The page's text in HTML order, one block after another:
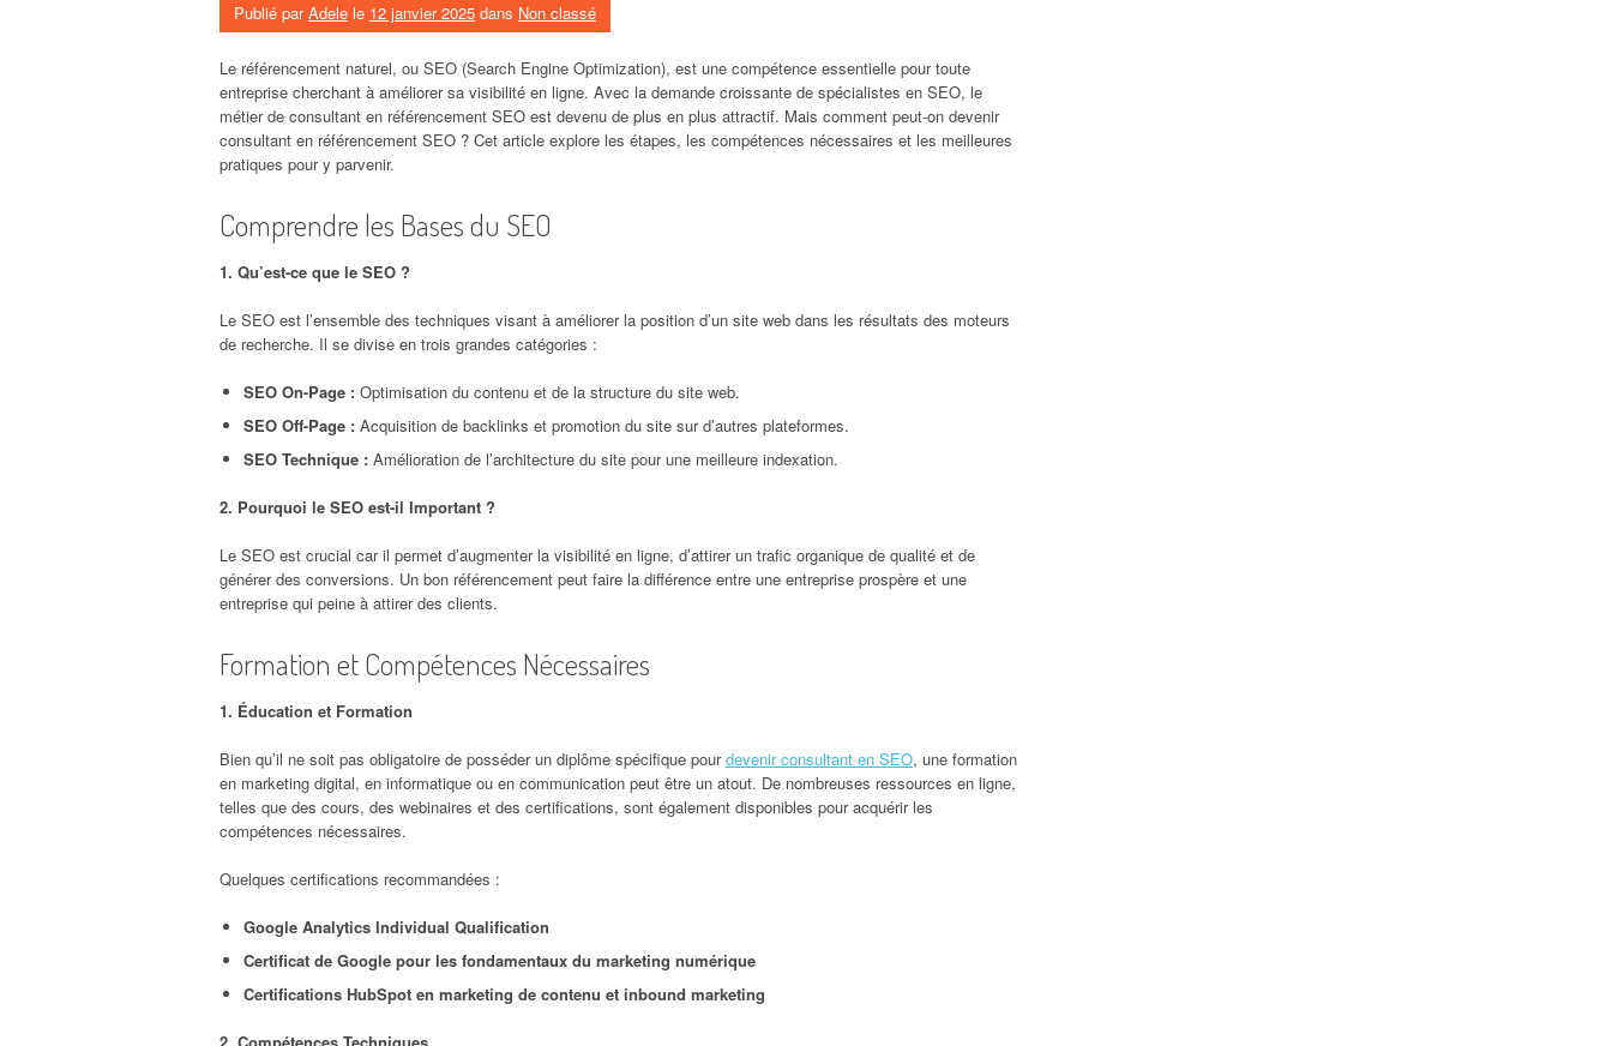
Publié parAdele le 12 janvier 2025 dans Non classé
Le référencement naturel, ou SEO (Search Engine Optimization), est une compétence essentielle pour toute
entreprise cherchant à améliorer sa visibilité en ligne. Avec la demande croissante de spécialistes en SEO, le
métier de consultant en référencement SEO est devenu de plus en plus attractif. Mais comment peut-on devenir
consultant en référencement SEO ? Cet article explore les étapes, les compétences nécessaires et les meilleures
pratiques pour y parvenir.
Comprendre les Bases du SEO
1. Qu’est-ce que le SEO ?
Le SEO est l’ensemble des techniques visant à améliorer la position d’un site web dans les résultats des moteurs
de recherche. Il se divise en trois grandes catégories :
SEO On-Page : Optimisation du contenu et de la structure du site web.
SEO Off-Page : Acquisition de backlinks et promotion du site sur d’autres plateformes.
SEO Technique : Amélioration de l’architecture du site pour une meilleure indexation.
2. Pourquoi le SEO est-il Important ?
Le SEO est crucial car il permet d’augmenter la visibilité en ligne, d’attirer un trafic organique de qualité et de
générer des conversions. Un bon référencement peut faire la différence entre une entreprise prospère et une
entreprise qui peine à attirer des clients.
Formation et Compétences Nécessaires
1. Éducation et Formation
Bien qu’il ne soit pas obligatoire de posséder un diplôme spécifique pourdevenir consultant en SEO, une formation
en marketing digital, en informatique ou en communication peut être un atout. De nombreuses ressources en ligne,
telles que des cours, des webinaires et des certifications, sont également disponibles pour acquérir les
compétences nécessaires.
Quelques certifications recommandées :
Google Analytics Individual Qualification
Certificat de Google pour les fondamentaux du marketing numérique
Certifications HubSpot en marketing de contenu et inbound marketing